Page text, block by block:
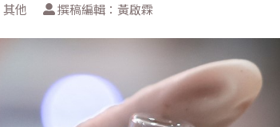
他 撰稿編輯：黃啟霖